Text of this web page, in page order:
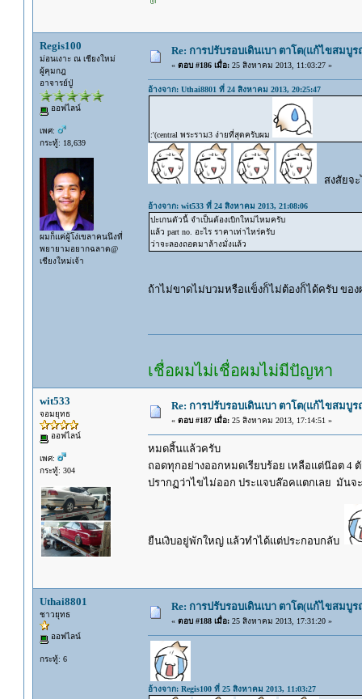
Regis100
ม่อนเงาะ ณ เชียงใหม่
ผู้คุมกฎ
อาจารย์ปู่
ออฟไลน์
เพศ:
กระทู้: 18,639
ผมก็แค่ผู้โง่เขลาคนนึงที่
พยายามอยากฉลาด@
เชียงใหม่เจ้า
Re: การปรับรอบเดินเบา ตาโต(แก้ไขสมบู
« ตอบ #186 เมื่อ:25 สิงหาคม 2013, 11:03:27 »
อ้างจาก: Uthai8801 ที่ 24 สิงหาคม 2013, 20:25:47
:'(central พระราม3 ง่ายที่สุดครับผม
สงสัยจ
อ้างจาก: wit533 ที่ 24 สิงหาคม 2013, 21:08:06
ปะเกนตัวนี้ จำเป็นต้องเบิกใหม่ไหมครับ
แล้ว part no. อะไร ราคาเท่าไหร่ครับ
ว่าจะลองถอดมาล้างมั่งแล้ว
ถ้าไม่ขาดไม่บวมหรือแข็งก็ไม่ต้องก็ได้ครับ ของ
เชื่อผมไม่เชื่อผมไม่มีปัญหา
wit533
จอมยุทธ
ออฟไลน์
เพศ:
กระทู้: 304
Re: การปรับรอบเดินเบา ตาโต(แก้ไขสมบู
« ตอบ #187 เมื่อ:25 สิงหาคม 2013, 17:14:51 »
หมดสิ้นแล้วครับ
ถอดทุกอย่างออกหมดเรียบร้อย เหลือแต่น๊อต 4
ปรากฏว่าไขไม่ออก ประแจบล๊อคแตกเลย มันจ
ยืนเงิบอยู่พักใหญ่ แล้วทำได้แต่ประกอบกลับ
Uthai8801
ชาวยุทธ
ออฟไลน์
กระทู้: 6
Re: การปรับรอบเดินเบา ตาโต(แก้ไขสมบู
« ตอบ #188 เมื่อ:25 สิงหาคม 2013, 17:31:20 »
อ้างจาก: Regis100 ที่ 25 สิงหาคม 2013, 11:03:27